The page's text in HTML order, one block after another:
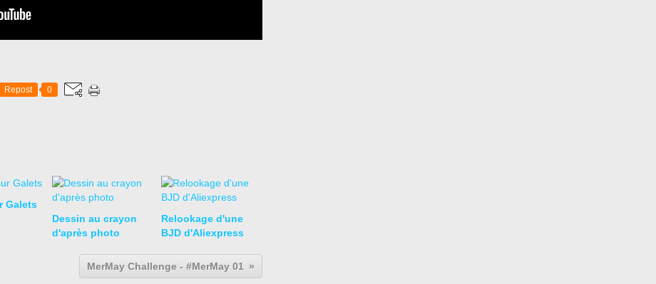
Repost 0
Galets
Dessin au crayon
d'après photo
Relookage d'une
BJD d'Aliexpress
MerMay Challenge - #MerMay 01